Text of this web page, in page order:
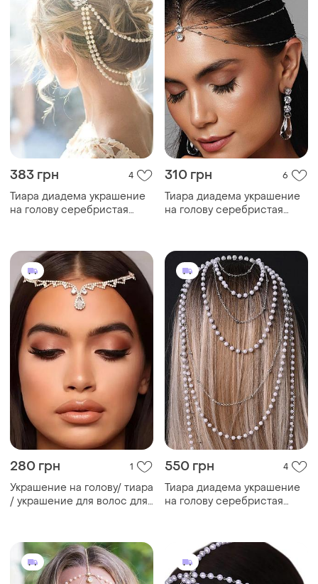
383 грн 4
Тиара диадема украшение
на голову серебристая
310 грн 6
Тиара диадема украшение
на голову серебристая
280 грн 1
Украшение на голову/ тиара
/ украшение для волос для
550 грн 4
Тиара диадема украшение
на голову серебристая